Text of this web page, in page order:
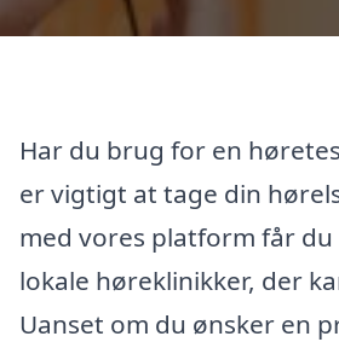
Har du brug for en
er vigtigt at tage din
med vores platform får
lokale høreklinikker, der
Uanset om du ønsker en